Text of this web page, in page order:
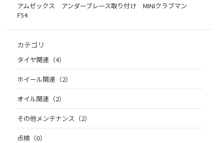
アムゼックス アンダーブレース取り付け MINIクラブマン
F54
カテゴリ
タイヤ関連（4）
ホイール関連（2）
オイル関連（2）
その他メンテナンス（2）
点検（0）